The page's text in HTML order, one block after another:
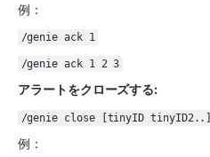
例：
/genie ack 1
/genie ack 1 2 3
アラートをクローズする:
/genie close [tinyID tinyID2..]
例：